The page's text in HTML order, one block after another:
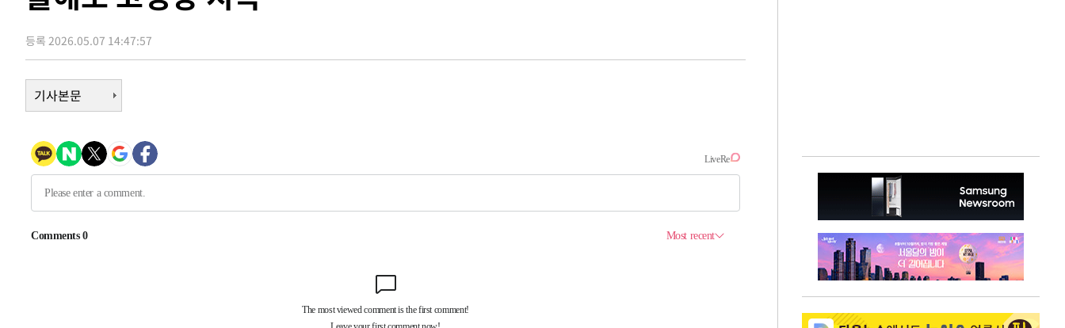
-12413초 전 >[속보]산업장관 "美무역법 제301조 과잉생산 결과 발표 8월 중 예
-11478초 전 >[속보]전남광주 초대 시민추천 부시장에 백승주·윤난실
-7606초 전 >
[속보]코스닥, 2.15포인트(0.27%) 내린 797.44 출발
-7589초 전 >[속보]코스피, 119.51포인트(1.81%) 내린 6478.75 개장
-4036초 전 > 6월 경상수지 497.3억 달러…두 달 연속 사상 최대
-3987초 전 >서울 낮 39도 '폭염중대경보'…40도 관측 가능성도
손흥민, 5경기 연속골 실패…LAFC는 승부차기 끝 과달라하라 격파
등록 2026.05.07 14:47:57
기사본문